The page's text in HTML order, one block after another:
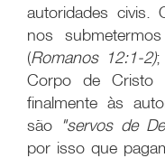
autoridades civis.
nos
(Romanos 12:1-2);
Corpo de Cristo
finalmente às
são "servos de
por isso que